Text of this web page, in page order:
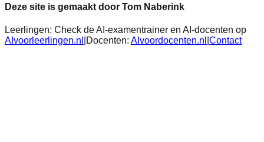
Deze site is gemaakt door Tom Naberink
Leerlingen: Check de AI-examentrainer en AI-docenten op
AIvoorleerlingen.nl
Docenten: AIvoordocenten.nl Contact